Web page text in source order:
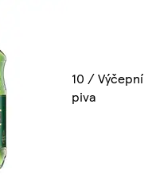
10 / Výčepní
piva